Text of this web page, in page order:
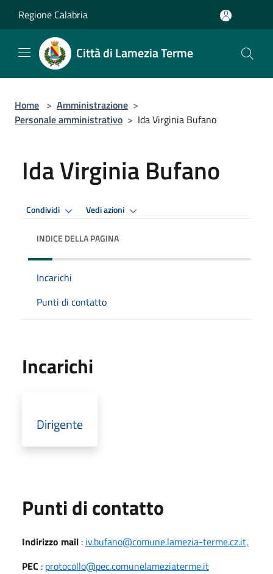
Regione Calabria
Città di Lamezia Terme
Home > Amministrazione >
Personale amministrativo > Ida Virginia Bufano
Ida Virginia Bufano
Condividi Vedi azioni
INDICE DELLA PAGINA
Incarichi
Punti di contatto
Incarichi
Dirigente
Punti di contatto
Indirizzo mail : iv.bufano@comune.lamezia-terme.cz.it,
PEC : protocollo@pec.comunelameziaterme.it